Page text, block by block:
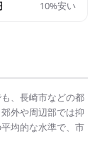
10%安い
、 長崎市などの都
外や周辺部では抑
均的な水準で、市